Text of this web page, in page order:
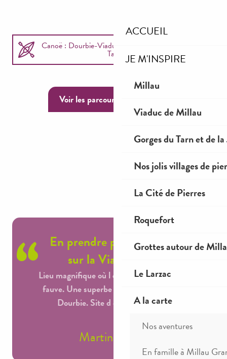
ACCUEIL
JE M'INSPIRE
Millau
Viaduc de Millau
Gorges du Tarn et de
Nos jolis villages de
La Cité de Pierres
Roquefort
Grottes autour de
Le Larzac
A la carte
Nos aventures
En famille à Millau
Canoë : Dourbie-Viaduc de Millau-Raspes du
Tarn
Via ferrata & Escalade
Voir les parcours réservables
En prendre plein les yeux
sur la Via du Boffi
Lieu magnifique où l on côtoie les vautours
fauve. Une superbe vue des gorges de la
Dourbie. Site d escalade à faire.
Martine Sorro